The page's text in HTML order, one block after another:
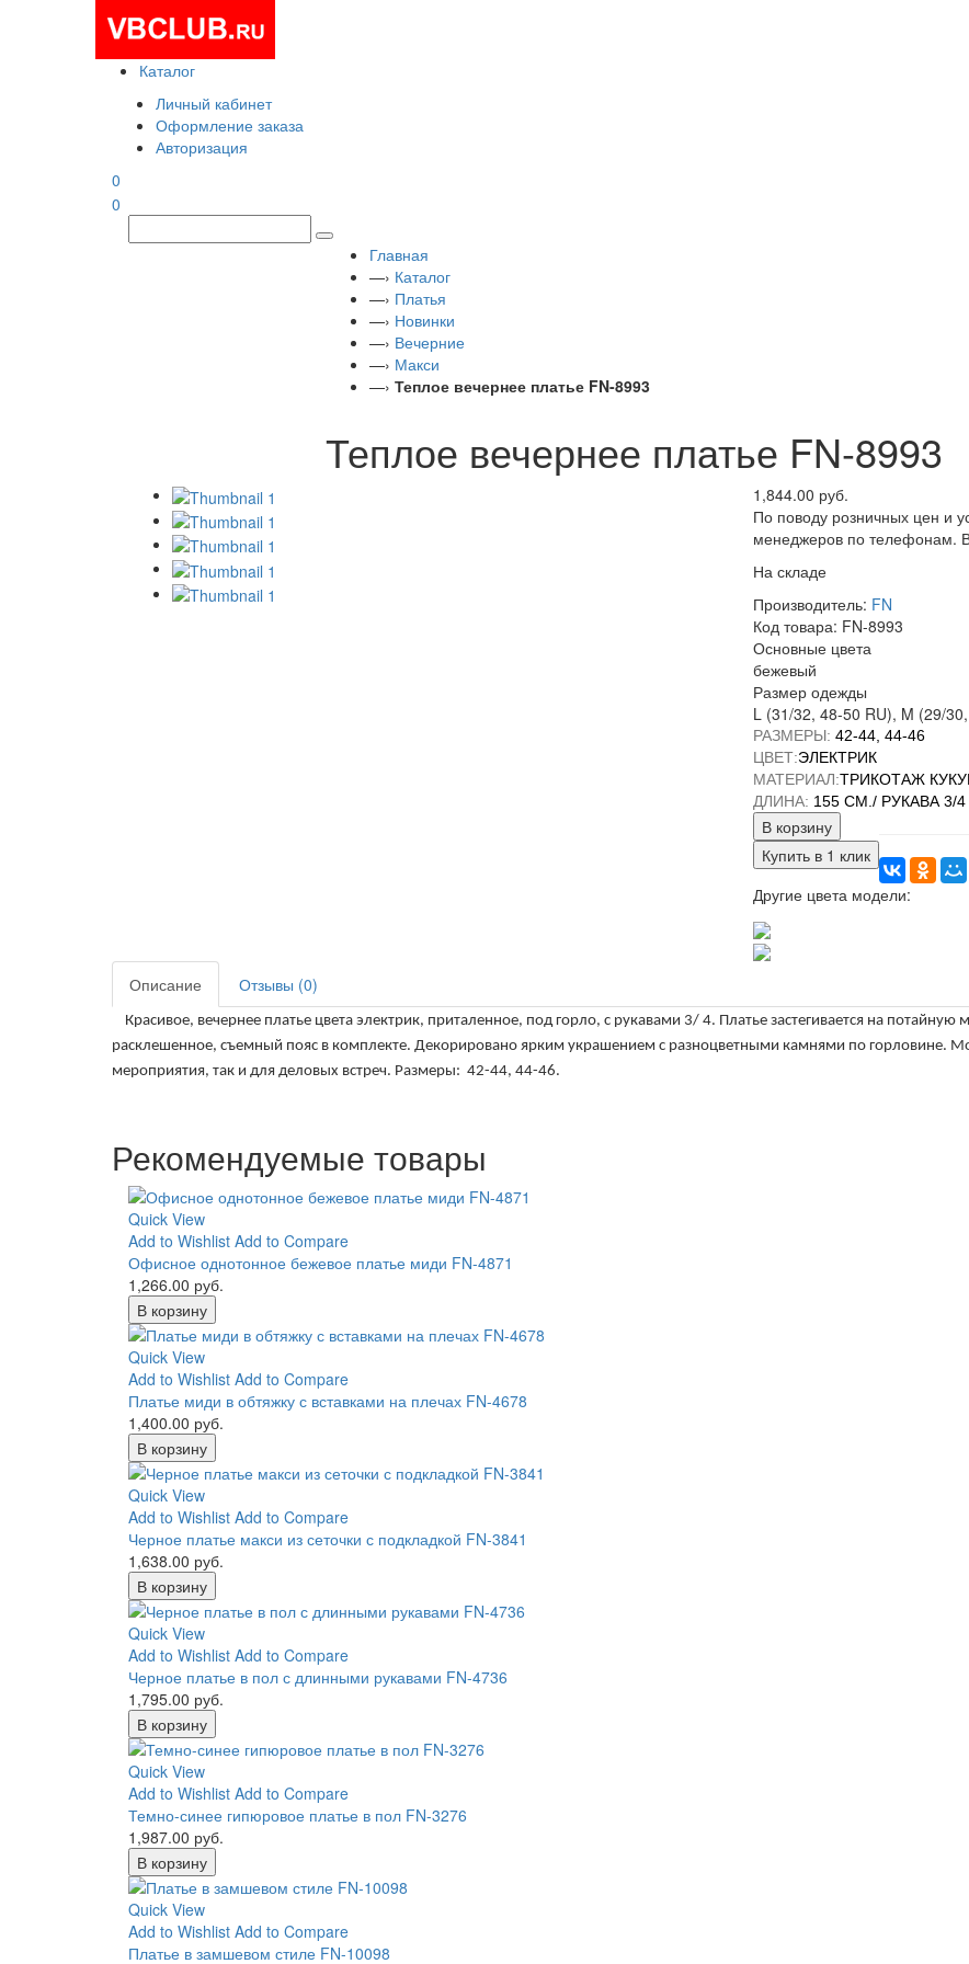
Каталог
Личный кабинет
Оформление заказа
Авторизация
0
0
Главная
—› Каталог
—› Платья
—› Новинки
—› Вечерние
—› Макси
—› Теплое вечернее платье FN-8993
Теплое вечернее платье FN-8993
1,844.00 руб.
По поводу розничных цен и
менеджеров по телефонам.
На складе
Производитель: FN
Код товара: FN-8993
Основные цвета
бежевый
Размер одежды
L (31/32, 48-50 RU), M (29/
РАЗМЕРЫ: 42-44, 44-46
ЦВЕТ:ЭЛЕКТРИК
МАТЕРИАЛ:ТРИКОТАЖ
ДЛИНА: 155 СМ./ РУКАВА
В корзину
Купить в 1 клик
Другие цвета модели:
Описание Отзывы (0)
Красивое, вечернее платье цвета электрик, приталенное, под горло, с рукавами 3/ 4. Платье застегивается на
расклешенное, съемный пояс в комплекте. Декорировано ярким украшением с разноцветными камнями по горловине.
мероприятия, так и для деловых встреч. Размеры: 42-44, 44-46.
Рекомендуемые товары
Quick View
Add to Wishlist Add to Compare
Офисное однотонное бежевое платье миди FN-4871
1,266.00 руб.
В корзину
Quick View
Add to Wishlist Add to Compare
Платье миди в обтяжку с вставками на плечах FN-4678
1,400.00 руб.
В корзину
Quick View
Add to Wishlist Add to Compare
Черное платье макси из сеточки с подкладкой FN-3841
1,638.00 руб.
В корзину
Quick View
Add to Wishlist Add to Compare
Черное платье в пол с длинными рукавами FN-4736
1,795.00 руб.
В корзину
Quick View
Add to Wishlist Add to Compare
Темно-синее гипюровое платье в пол FN-3276
1,987.00 руб.
В корзину
Quick View
Add to Wishlist Add to Compare
Платье в замшевом стиле FN-10098